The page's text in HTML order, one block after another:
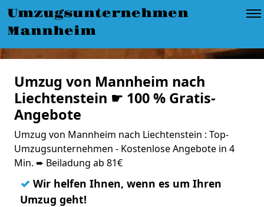
Umzugsunternehmen
Mannheim
Umzug von Mannheim nach
Liechtenstein ☛ 100 % Gratis-
Angebote
Umzug von Mannheim nach Liechtenstein : Top-
Umzugsunternehmen - Kostenlose Angebote in 4
Min. ➨ Beiladung ab 81€
✓ Wir helfen Ihnen, wenn es um Ihren
Umzug geht!